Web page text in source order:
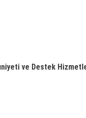
ve Destek